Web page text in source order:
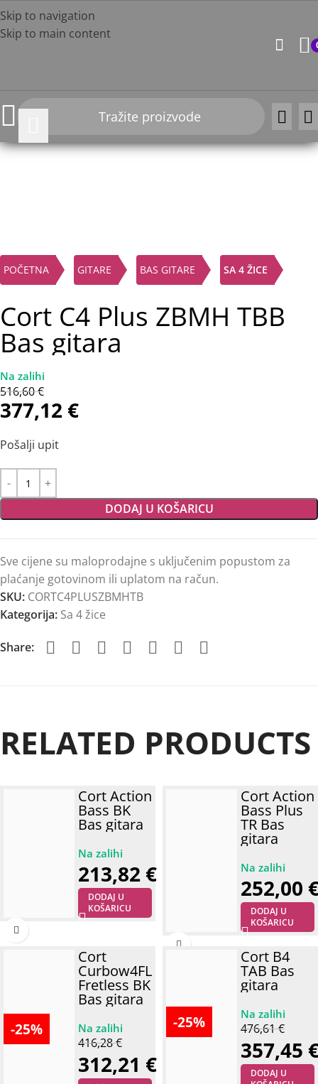
Skip to navigation
Skip to main content
POČETNA GITARE BAS GITARE SA 4 ŽICE
Cort C4 Plus ZBMH TBB
Bas gitara
516,60€
377,12€
Pošalji upit
DODAJ U KOŠARICU
Sve cijene su maloprodajne s uključenim popustom za
plaćanje gotovinom ili uplatom na račun.
SKU: CORTC4PLUSZBMHTB
Kategorija: Sa 4 žice
Share:
RELATED PRODUCTS
Cort Action
Bass BK
Bas gitara
213,82 €
DODAJ U
KOŠARICU
Cort Action
Bass Plus
TR Bas
gitara
252,00
DODAJ U
KOŠARICU
-25%
Cort
Curbow4FL
Fretless BK
Bas gitara
416,28€
312,21 €
-25%
Cort B4
TAB Bas
gitara
476,61€
357,45
DODAJ U